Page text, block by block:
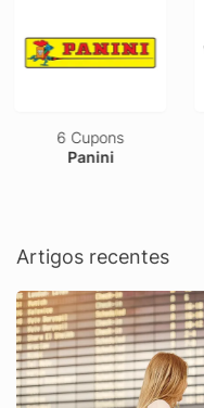
6 Cupons
Panini
Artigos recentes